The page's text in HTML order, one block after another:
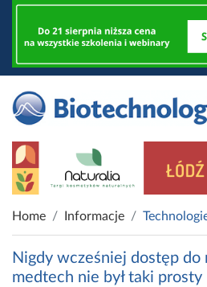
Home Informacje
Nigdy wcześniej dostęp do
medtech nie był taki prosty